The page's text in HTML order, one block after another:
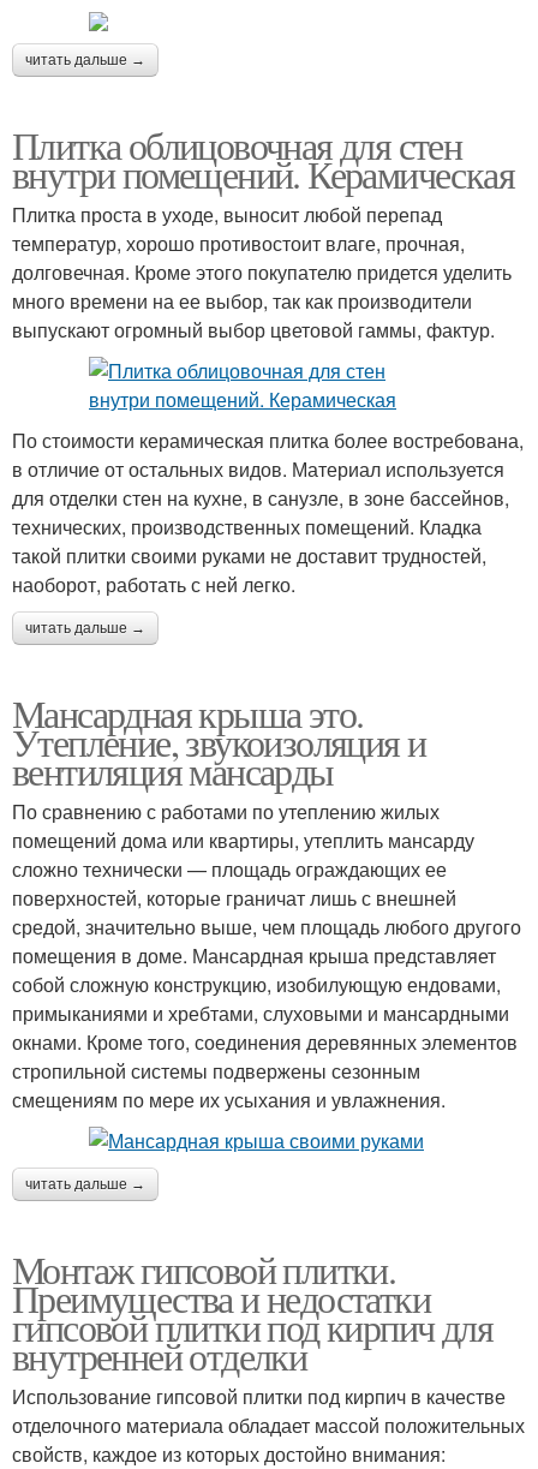
читать дальше →
Плитка облицовочная для стен
внутри помещений. Керамическая
Плитка проста в уходе, выносит любой перепад
температур, хорошо противостоит влаге, прочная,
долговечная. Кроме этого покупателю придется уделить
много времени на ее выбор, так как производители
выпускают огромный выбор цветовой гаммы, фактур.
По стоимости керамическая плитка более востребована,
в отличие от остальных видов. Материал используется
для отделки стен на кухне, в санузле, в зоне бассейнов,
технических, производственных помещений. Кладка
такой плитки своими руками не доставит трудностей,
наоборот, работать с ней легко.
читать дальше →
Мансардная крыша это.
Утепление, звукоизоляция и
вентиляция мансарды
По сравнению с работами по утеплению жилых
помещений дома или квартиры, утеплить мансарду
сложно технически — площадь ограждающих ее
поверхностей, которые граничат лишь с внешней
средой, значительно выше, чем площадь любого другого
помещения в доме. Мансардная крыша представляет
собой сложную конструкцию, изобилующую ендовами,
примыканиями и хребтами, слуховыми и мансардными
окнами. Кроме того, соединения деревянных элементов
стропильной системы подвержены сезонным
смещениям по мере их усыхания и увлажнения.
читать дальше →
Монтаж гипсовой плитки.
Преимущества и недостатки
гипсовой плитки под кирпич для
внутренней отделки
Использование гипсовой плитки под кирпич в качестве
отделочного материала обладает массой положительных
свойств, каждое из которых достойно внимания: